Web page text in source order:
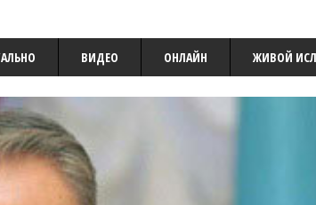
ВИДЕО ОНЛАЙН ЖИВОЙ